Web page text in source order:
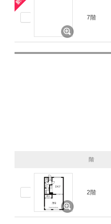
7階
階
2階